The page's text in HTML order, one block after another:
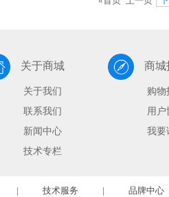
关于商城
关于我们
联系我们
新闻中心
技术专栏
商城
购物
用户
我要
| 技术服务 | 品牌中心